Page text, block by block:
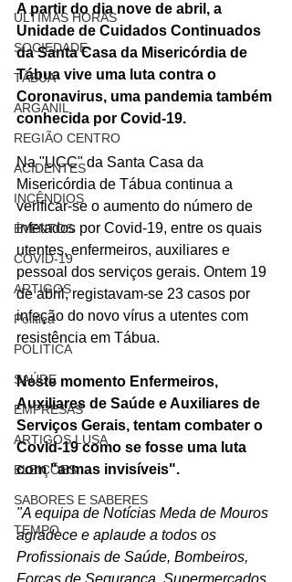
ÚLTIMAS HORAS
SOCIEDADE
TÁBUA
ARGANIL
REGIÃO CENTRO
ACIDENTES
INCÊNDIOS
EVENTOS
COVID-19
ARTIGOS
Politica
POLITICA
SAÚDE
EMPRESAS
ARTIGOS LUSA
ELEIÇÕES
SABORES E SABERES
TEMPO
A partir do dia nove de abril, a
Unidade de Cuidados Continuados
da Santa Casa da Misericórdia de
Tábua vive uma luta contra o
Coronavirus, uma pandemia também
conhecida por Covid-19.
Na "UCC" da Santa Casa da
Misericórdia de Tábua continua a
verificar-se o aumento do número de
infetados por Covid-19, entre os quais
utentes, enfermeiros, auxiliares e
pessoal dos serviços gerais. Ontem 19
de abril, registavam-se 23 casos por
infeção do novo vírus a utentes com
resistência em Tábua.
Neste momento Enfermeiros,
Auxiliares de Saúde e Auxiliares de
Serviços Gerais, tentam combater o
Covid-19 como se fosse uma luta
com "armas invisíveis".
"A equipa de Notícias Meda de Mouros
agradece e aplaude a todos os
Profissionais de Saúde, Bombeiros,
Forças de Segurança, Supermercados